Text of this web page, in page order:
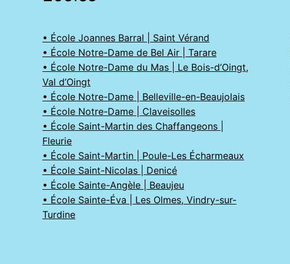
• École Joannes Barral | Saint Vérand
• École Notre-Dame de Bel Air | Tarare
• École Notre-Dame du Mas | Le Bois-d’Oingt,
Val d’Oingt
• École Notre-Dame | Belleville-en-Beaujolais
• École Notre-Dame | Claveisolles
• École Saint-Martin des Chaffangeons |
Fleurie
• École Saint-Martin | Poule-Les Écharmeaux
• École Saint-Nicolas | Denicé
• École Sainte-Angèle | Beaujeu
• École Sainte-Éva | Les Olmes, Vindry-sur-
Turdine